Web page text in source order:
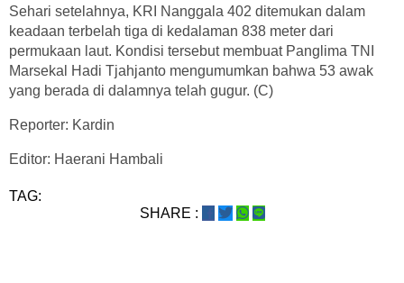
Sehari setelahnya, KRI Nanggala 402 ditemukan dalam
keadaan terbelah tiga di kedalaman 838 meter dari
permukaan laut. Kondisi tersebut membuat Panglima TNI
Marsekal Hadi Tjahjanto mengumumkan bahwa 53 awak
yang berada di dalamnya telah gugur. (C)
Reporter: Kardin
Editor: Haerani Hambali
TAG:
SHARE :